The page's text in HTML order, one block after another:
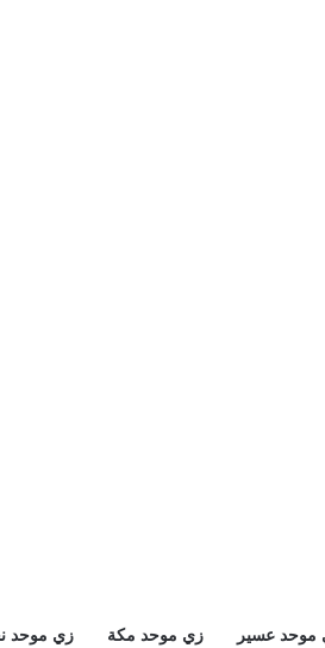
موحد عسير زي موحد مكة زي موحد